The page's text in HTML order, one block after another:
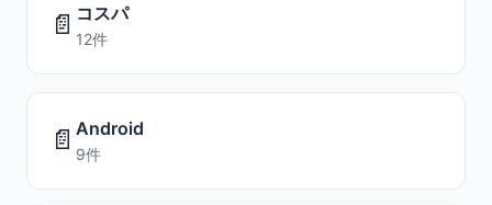
📄 コスパ
12件
📄 Android
9件